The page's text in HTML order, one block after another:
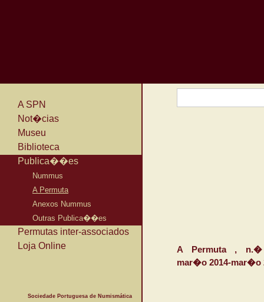
A SPN
Not�cias
Museu
Biblioteca
Publica��es
Nummus
A Permuta
Anexos Nummus
Outras Publica��es
Permutas inter-associados
Loja Online
Sociedade Portuguesa de Numismática
A Permuta , n.�
mar�o 2014-mar�o